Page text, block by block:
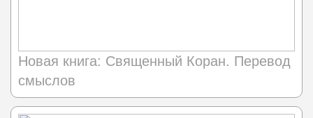
Новая книга: Священный Коран. Перевод
смыслов